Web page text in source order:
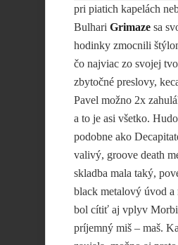
pri piatich kapelách
Bulhari Grimaze sa
hodinky zmocnili
čo najviac zo svojej
zbytočné preslovy,
Pavel možno 2x
a to je asi všetko.
podobne ako
valivý, groove death
skladba mala taký,
black metalový úvod a
bol cítiť aj vplyv
príjemný miš – maš.